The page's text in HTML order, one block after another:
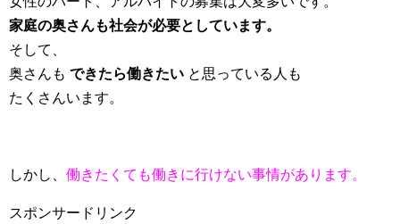
家庭の奥さんも社会が必要としています。
そして、
奥さんも できたら働きたい と思っている人も
たくさんいます。
しかし、 働きたくても働きに行けない事情があります。
スポンサードリンク